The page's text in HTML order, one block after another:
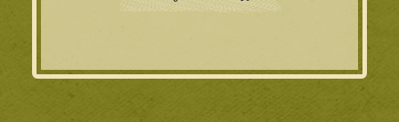
129.00€69.00€.